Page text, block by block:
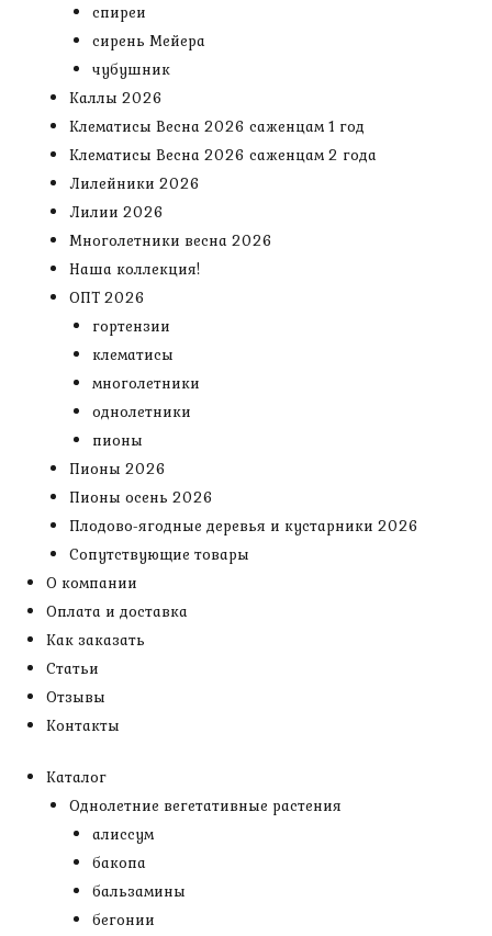
спиреи
сирень Мейера
чубушник
Каллы 2026
Клематисы Весна 2026 саженцам 1 год
Клематисы Весна 2026 саженцам 2 года
Лилейники 2026
Лилии 2026
Многолетники весна 2026
Наша коллекция!
ОПТ 2026
гортензии
клематисы
многолетники
однолетники
пионы
Пионы 2026
Пионы осень 2026
Плодово-ягодные деревья и кустарники 2026
Сопутствующие товары
О компании
Оплата и доставка
Как заказать
Статьи
Отзывы
Контакты
Каталог
Однолетние вегетативные растения
алиссум
бакопа
бальзамины
бегонии